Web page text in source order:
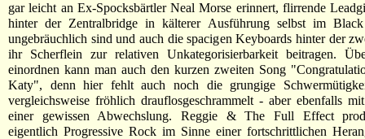
gar leicht an Ex-Spocksbärtler Neal Morse erinnert, flirrende
hinter der Zentralbridge in kälterer Ausführung selbst im
ungebräuchlich sind und auch die spacigen Keyboards hinter der
ihr Scherflein zur relativen Unkategorisierbarkeit beitragen.
einordnen kann man auch den kurzen zweiten Song
Katy", denn hier fehlt auch noch die grungige
vergleichsweise fröhlich drauflosgeschrammelt - aber ebenfalls
einer gewissen Abwechslung. Reggie & The Full Effect
eigentlich Progressive Rock im Sinne einer fortschrittlichen